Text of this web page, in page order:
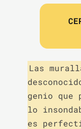
Las
genio que
lo
es